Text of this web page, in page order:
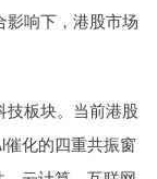
影响下，港股市场
板块。当前港股
化的四重共振窗